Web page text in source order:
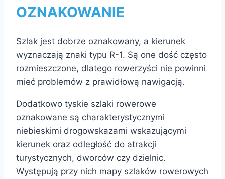
OZNAKOWANIE
Szlak jest dobrze oznakowany, a kierunek
wyznaczają znaki typu R-1. Są one dość często
rozmieszczone, dlatego rowerzyści nie powinni
mieć problemów z prawidłową nawigacją.
Dodatkowo tyskie szlaki rowerowe
oznakowane są charakterystycznymi
niebieskimi drogowskazami wskazującymi
kierunek oraz odległość do atrakcji
turystycznych, dworców czy dzielnic.
Występują przy nich mapy szlaków rowerowych